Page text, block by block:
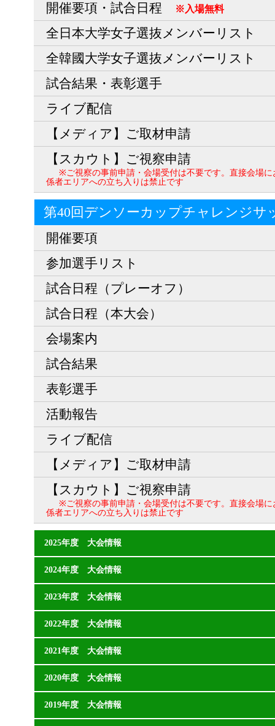
開催要項・試合日程 ※入場無料
全日本大学女子選抜メンバーリスト
全韓國大学女子選抜メンバーリスト
試合結果・表彰選手
ライブ配信
【メディア】ご取材申請
【スカウト】ご視察申請
※ご視察の事前申請・会場受付は不要です。直接会場
係者エリアへの立ち入りは禁止です
第40回デンソーカップチャレンジサ
開催要項
参加選手リスト
試合日程（プレーオフ）
試合日程（本大会）
会場案内
試合結果
表彰選手
活動報告
ライブ配信
【メディア】ご取材申請
【スカウト】ご視察申請
※ご視察の事前申請・会場受付は不要です。直接会場
係者エリアへの立ち入りは禁止です
2025年度 大会情報
2024年度 大会情報
2023年度 大会情報
2022年度 大会情報
2021年度 大会情報
2020年度 大会情報
2019年度 大会情報